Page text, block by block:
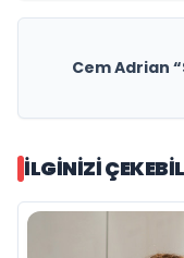
Cem Adrian
İLGINIZI